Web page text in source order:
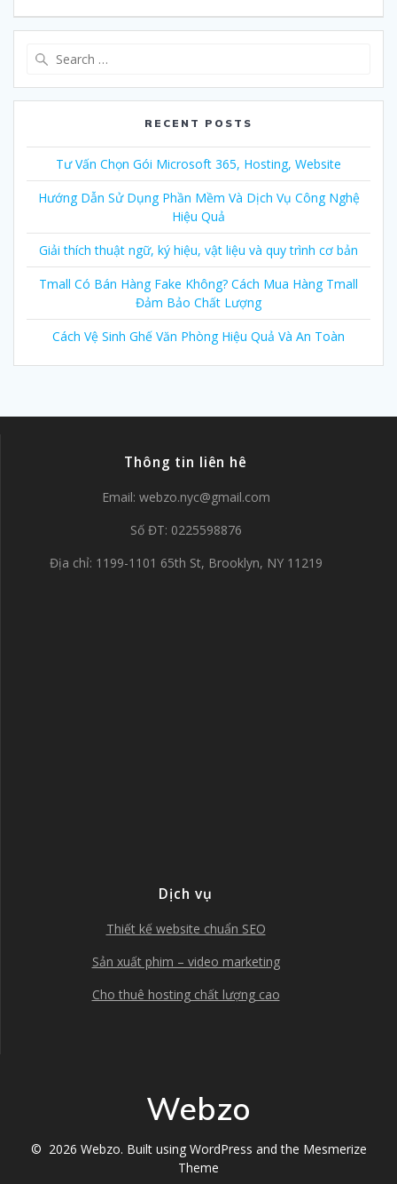
RECENT POSTS
Tư Vấn Chọn Gói Microsoft 365, Hosting, Website
Hướng Dẫn Sử Dụng Phần Mềm Và Dịch Vụ Công Nghệ
Hiệu Quả
Giải thích thuật ngữ, ký hiệu, vật liệu và quy trình cơ bản
Tmall Có Bán Hàng Fake Không? Cách Mua Hàng Tmall
Đảm Bảo Chất Lượng
Cách Vệ Sinh Ghế Văn Phòng Hiệu Quả Và An Toàn
Thông tin liên hê
Email: webzo.nyc@gmail.com
Số ĐT: 0225598876
Địa chỉ: 1199-1101 65th St, Brooklyn, NY 11219
Dịch vụ
Thiết kế website chuẩn SEO
Sản xuất phim – video marketing
Cho thuê hosting chất lượng cao
Webzo
© 2026 Webzo. Built using WordPress and the Mesmerize
Theme